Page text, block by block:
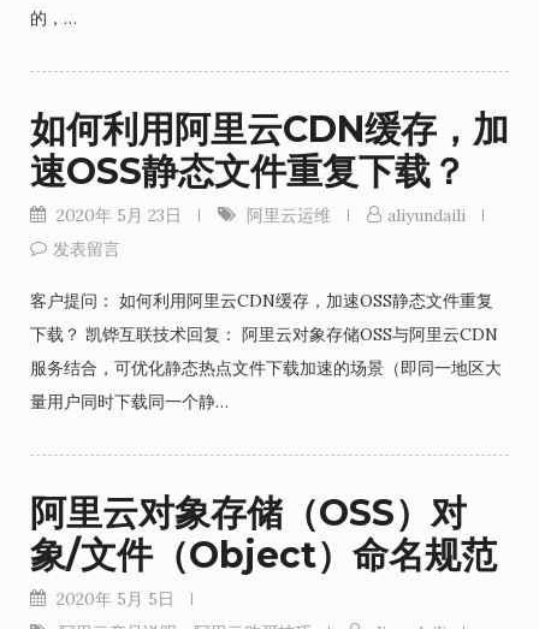
的，…
如何利用阿里云CDN缓存，加
速OSS静态文件重复下载？
2020年 5月 23日 阿里云运维
aliyundaili
发表留言
客户提问： 如何利用阿里云CDN缓存，加速OSS静态文件重复
下载？ 凯铧互联技术回复： 阿里云对象存储OSS与阿里云CDN
服务结合，可优化静态热点文件下载加速的场景（即同一地区大
量用户同时下载同一个静…
阿里云对象存储（OSS）对
象/文件（Object）命名规范
2020年 5月 5日